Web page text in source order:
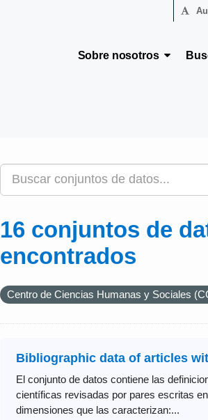
Sobre nosotros
16 conjuntos de
encontrados
Centro de Ciencias Humanas y Sociales
Bibliographic data of articles
El conjunto de datos contiene las
científicas revisadas por pares escritas
dimensiones que las caracterizan:...